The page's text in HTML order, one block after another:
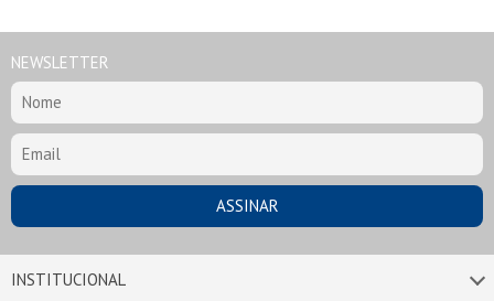
NEWSLETTER
INSTITUCIONAL